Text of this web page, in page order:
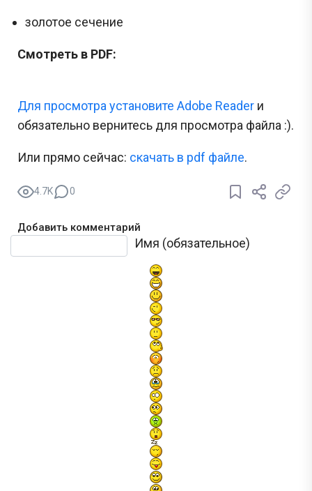
золотое сечение
Смотреть в PDF:
Для просмотра установите Adobe Reader и
обязательно вернитесь для просмотра файла :).
Или прямо сейчас: cкачать в pdf файле.
4.7K 0
Добавить комментарий
Имя (обязательное)